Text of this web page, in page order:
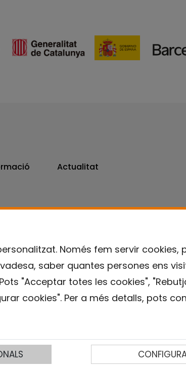
Només fem servir cookies,
saber quantes persones ens
"Acceptar totes les cookies",
cookies". Per a més detalls, pots
Actualitat
Avís legal Política de privacitat